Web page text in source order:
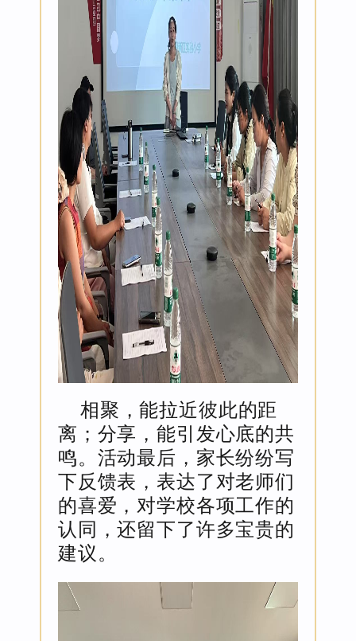
相聚，能拉近彼此的距
离；分享，能引发心底的共
鸣。活动最后，家长纷纷写
下反馈表，表达了对老师们
的喜爱，对学校各项工作的
认同，还留下了许多宝贵的
建议。